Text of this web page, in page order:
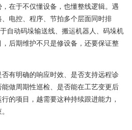
在于不仅懂设备，也懂整线逻辑。遇
电控、程序、节拍多个层面同时排
自动码垛输送线、搬运机器人、码垛机
后期维护不只是修设备，还要保证整
有明确的响应时效、是否支持远程诊
做周期性巡检、是否能在工艺变更后
的项目，越需要这种持续跟进能力，